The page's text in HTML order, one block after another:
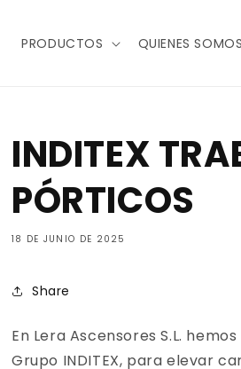
PRODUCTOS QUIENES SOMOS
INDITEX
PÓRTICOS
18 DE JUNIO DE 2025
Share
En Lera Ascensores S.L.
Grupo INDITEX, para elevar